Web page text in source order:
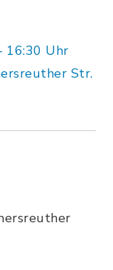
16:30 Uhr
Str.